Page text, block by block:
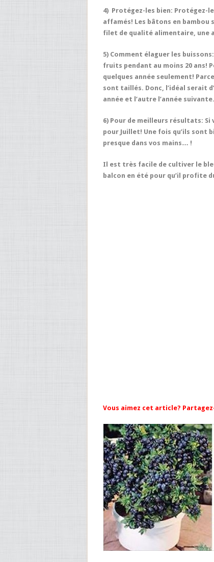
4) Protégez-les bien: Protégez-
affamés! Les bâtons en
filet de qualité alimentaire, une
5) Comment élaguer les buissons:
fruits pendant au moins 20 ans!
quelques année seulement!
sont taillés. Donc, l’idéal serait
année et l’autre l’année suivante.
6) Pour de meilleurs résultats: Si
pour Juillet! Une fois qu’ils sont
presque dans vos mains… !
Il est très facile de cultiver le
balcon en été pour qu’il profite
Vous aimez cet article?